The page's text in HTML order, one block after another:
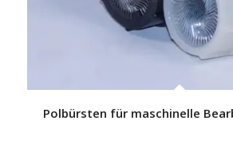
Polbürsten für maschinelle